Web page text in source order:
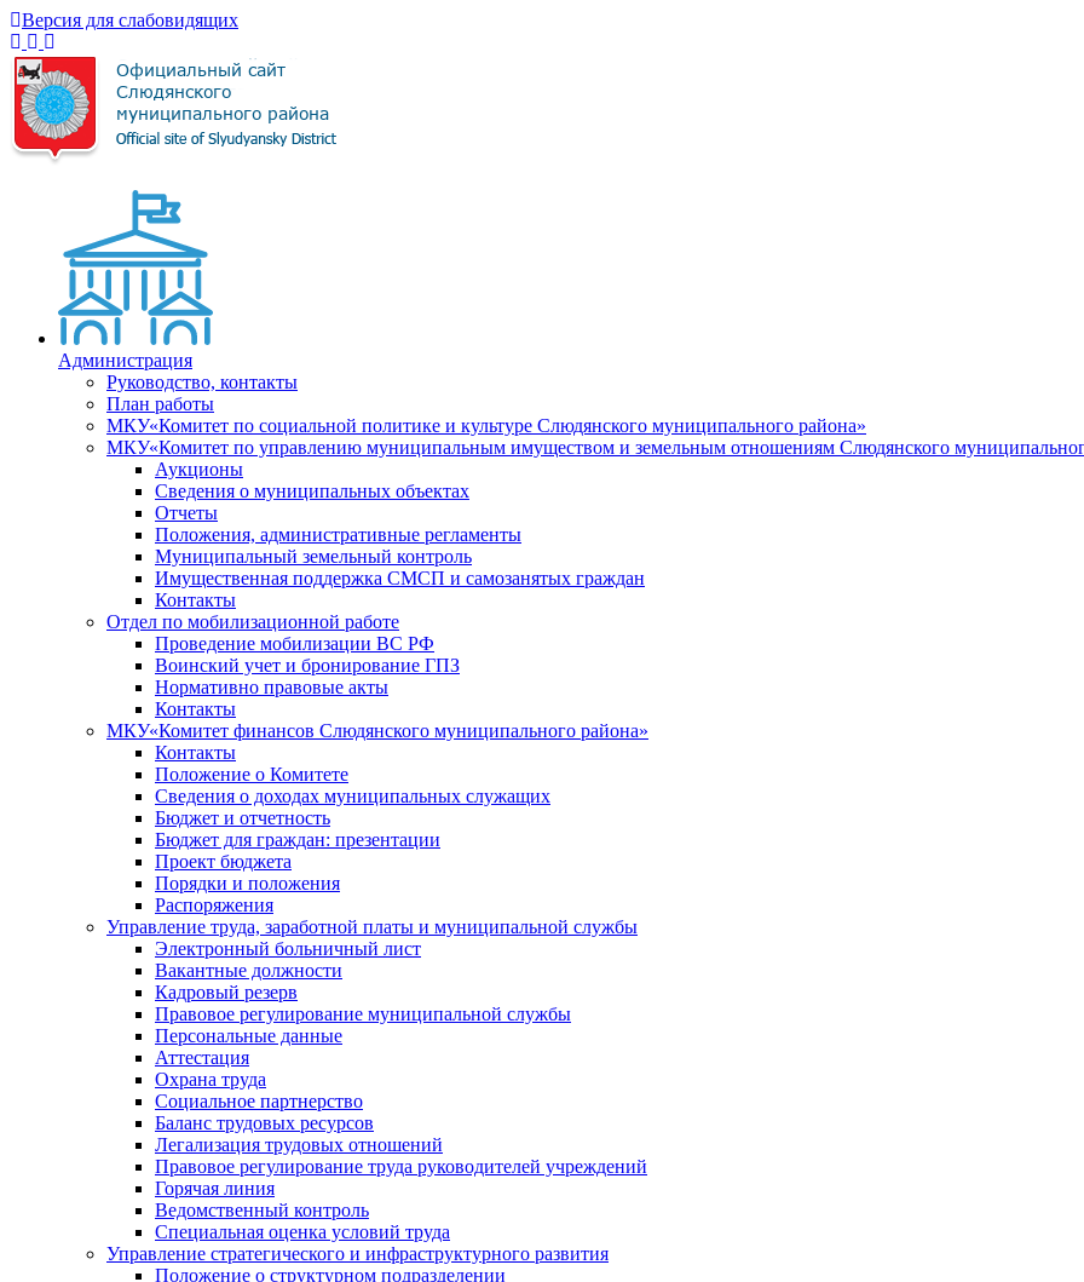
Версия для слабовидящих
Администрация
Руководство, контакты
План работы
МКУ«Комитет по социальной политике и культуре Слюдянского муниципального района»
МКУ«Комитет по управлению муниципальным имуществом и земельным отношениям Слюдянского
Аукционы
Сведения о муниципальных объектах
Отчеты
Положения, административные регламенты
Муниципальный земельный контроль
Имущественная поддержка СМСП и самозанятых граждан
Контакты
Отдел по мобилизационной работе
Проведение мобилизации ВС РФ
Воинский учет и бронирование ГПЗ
Нормативно правовые акты
Контакты
МКУ«Комитет финансов Слюдянского муниципального района»
Контакты
Положение о Комитете
Сведения о доходах муниципальных служащих
Бюджет и отчетность
Бюджет для граждан: презентации
Проект бюджета
Порядки и положения
Распоряжения
Управление труда, заработной платы и муниципальной службы
Электронный больничный лист
Вакантные должности
Кадровый резерв
Правовое регулирование муниципальной службы
Персональные данные
Аттестация
Охрана труда
Социальное партнерство
Баланс трудовых ресурсов
Легализация трудовых отношений
Правовое регулирование труда руководителей учреждений
Горячая линия
Ведомственный контроль
Специальная оценка условий труда
Управление стратегического и инфраструктурного развития
Положение о структурном подразделении